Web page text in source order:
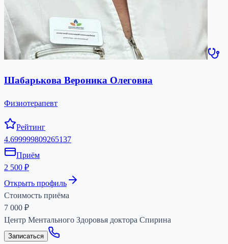
Шабарькова Вероника Олеговна
Физиотерапевт
Рейтинг
4.699999809265137
Приём
2 500 ₽
Открыть профиль
Стоимость приёма
7 000 ₽
Центр Ментального Здоровья доктора Спирина
Записаться